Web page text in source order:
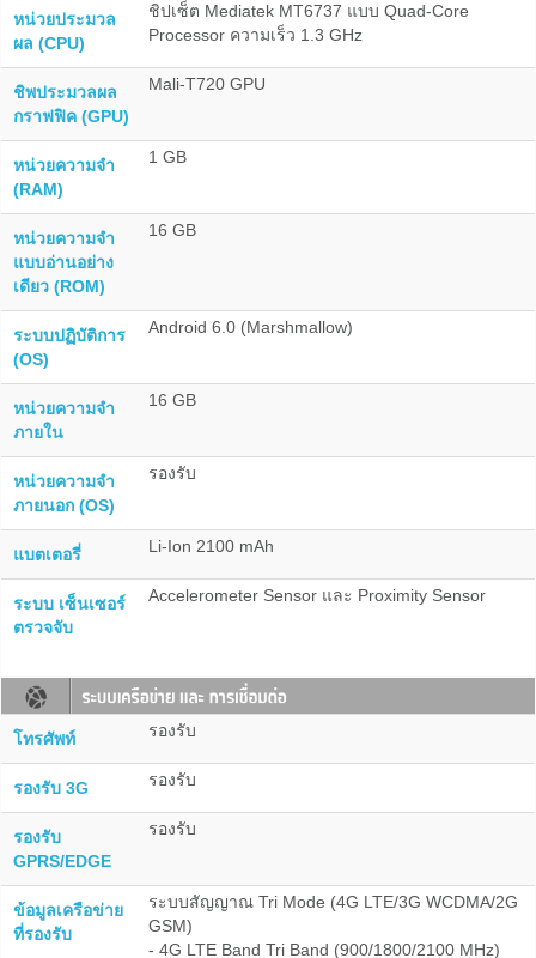
หน่วยประมวล
ผล (CPU)
ชิปเซ็ต Mediatek MT6737 แบบ Quad-Core
Processor ความเร็ว 1.3 GHz
ชิพประมวลผล
กราฟฟิค (GPU)
Mali-T720 GPU
หน่วยความจำ
(RAM)
1 GB
หน่วยความจำ
แบบอ่านอย่าง
เดียว (ROM)
16 GB
ระบบปฏิบัติการ
(OS)
Android 6.0 (Marshmallow)
หน่วยความจำ
ภายใน
16 GB
หน่วยความจำ
ภายนอก (OS)
รองรับ
แบตเตอรี่ Li-Ion 2100 mAh
ระบบ เซ็นเซอร์
ตรวจจับ
Accelerometer Sensor และ Proximity Sensor
โทรศัพท์ รองรับ
รองรับ 3G รองรับ
รองรับ
GPRS/EDGE
รองรับ
ข้อมูลเครือข่าย
ที่รองรับ
ระบบสัญญาณ Tri Mode (4G LTE/3G WCDMA/2G
GSM)
- 4G LTE Band Tri Band (900/1800/2100 MHz)